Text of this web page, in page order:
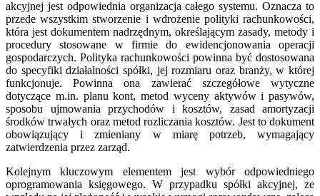
akcyjnej jest odpowiednia organizacja całego systemu. Oznacza to
przede wszystkim stworzenie i wdrożenie polityki rachunkowości,
która jest dokumentem nadrzędnym, określającym zasady, metody i
procedury stosowane w firmie do ewidencjonowania operacji
gospodarczych. Polityka rachunkowości powinna być dostosowana
do specyfiki działalności spółki, jej rozmiaru oraz branży, w której
funkcjonuje. Powinna ona zawierać szczegółowe wytyczne
dotyczące m.in. planu kont, metod wyceny aktywów i pasywów,
sposobu ujmowania przychodów i kosztów, zasad amortyzacji
środków trwałych oraz metod rozliczania kosztów. Jest to dokument
obowiązujący i zmieniany w miarę potrzeb, wymagający
zatwierdzenia przez zarząd.
Kolejnym kluczowym elementem jest wybór odpowiedniego
oprogramowania księgowego. W przypadku spółki akcyjnej, ze